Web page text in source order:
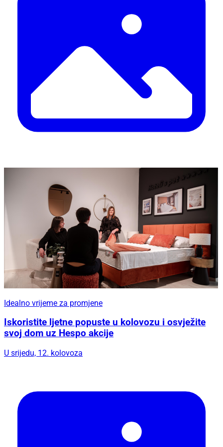
Idealno vrijeme za promjene
Iskoristite ljetne popuste u kolovozu i osvježite
svoj dom uz Hespo akcije
U srijedu, 12. kolovoza